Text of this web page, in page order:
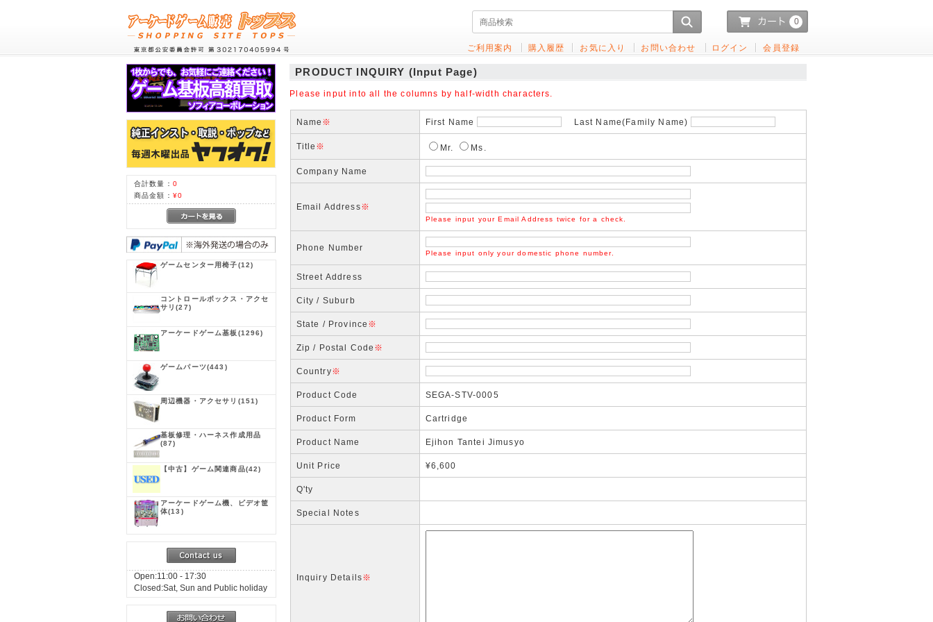
0
ご利用案内 購入履歴 お気に入り お問い合わせ ログイン 会員登録
合計数量： 0
商品金額： ¥0
ゲームセンター用椅子(12)
コントロールボックス・アクセ
サリ(27)
アーケードゲーム基板 (1296)
ゲームパーツ(443)
周辺機器・アクセサリ (151)
基板修理・ハーネス作成用品
(87)
【中古】ゲーム関連商品(42)
アーケードゲーム機、ビデオ筐
体(13)
Open:11:00 - 17:30
Closed:Sat, Sun and Public holiday
PRODUCT INQUIRY (Input Page)
Please input into all the columns by half-width characters.
Name ※ First Name Last Name(Family Name)
Title ※ Mr. Ms.
Company Name
Email Address※
Please input your Email Address twice for a check.
Phone Number
Please input only your domestic phone number.
Street Address
City / Suburb
State / Province ※
Zip / Postal Code ※
Country※
Product Code SEGA-STV-0005
Product Form Cartridge
Product Name Ejihon Tantei Jimusyo
Unit Price ¥6,600
Q'ty
Special Notes
Inquiry Details※